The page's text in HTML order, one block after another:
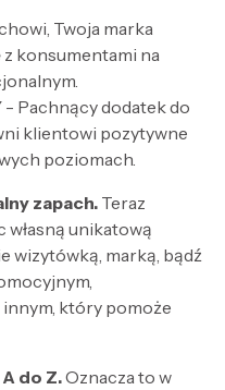
Twoja marka
z konsumentami na
- Pachnący dodatek do
klientowi pozytywne
poziomach.
zapach. Teraz
własną unikatową
wizytówką, marką, bądź
który pomoże
do Z.Oznacza to w